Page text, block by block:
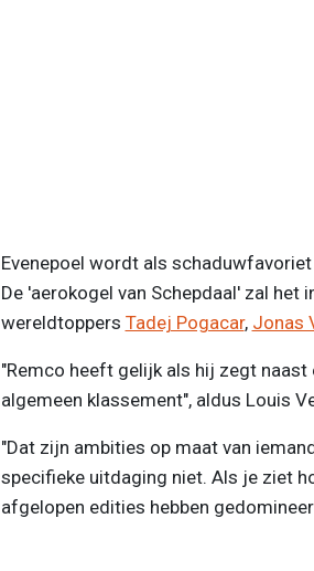
Evenepoel wordt als
De 'aerokogel van Schepdaal' zal het
wereldtoppers Tadej Pogacar, Jonas
"Remco heeft gelijk als hij zegt
algemeen klassement", aldus Louis
"Dat zijn ambities op maat van
specifieke uitdaging niet. Als je ziet
afgelopen edities hebben